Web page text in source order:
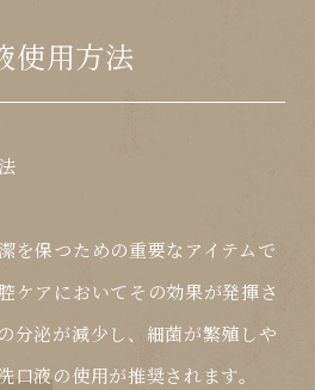
使用方法
を保つための重要なアイテムで
ケアにおいてその効果が発揮さ
分泌が減少し、細菌が繁殖しや
口液の使用が推奨されます。